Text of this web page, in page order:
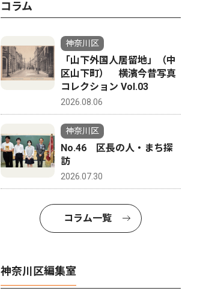
4
神奈川区内でも支援の輪 熊
小中学生
コラム
神奈川区
「山下外国人居留地」（中
区山下町） 横濱今昔写真
コレクション Vol.03
2026.08.06
神奈川区
No.46 区長の人・まち探
訪
2026.07.30
コラム一覧
神奈川区編集室